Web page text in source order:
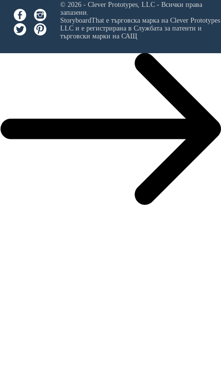
© 2026 - Clever Prototypes, LLC - Всички права
запазени.
StoryboardThat е търговска марка на Clever
LLCи е регистрирана в Службата за патенти и
търговски марки на САЩ